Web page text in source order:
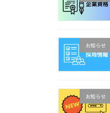
お知らせ
お知らせ